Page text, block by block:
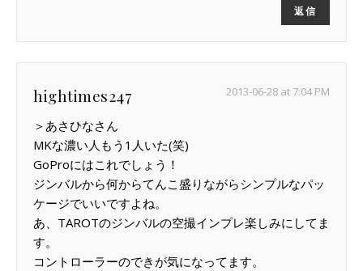
返信
hightimes247 2013-06-28 at 7:04 PM
＞あさひなさん
MKな濃い人もう1人いた(笑)
GoProにはこれでしょう！
ジンバルから何からてんこ盛りながらシンプルなパッ
ケージでいいですよね。
あ、TAROTのジンバルの空撮インプレ楽しみにしてま
す。
コントローラーのできが気になってます。